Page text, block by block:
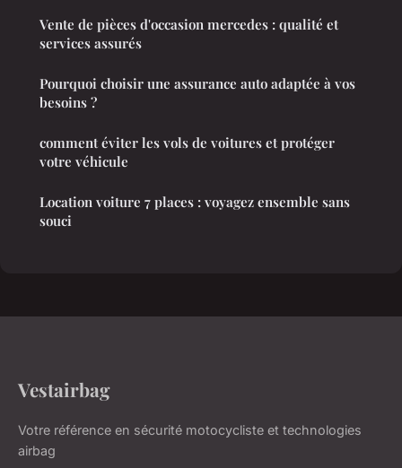
Vente de pièces d'occasion mercedes : qualité et
services assurés
Pourquoi choisir une assurance auto adaptée à vos
besoins ?
comment éviter les vols de voitures et protéger
votre véhicule
Location voiture 7 places : voyagez ensemble sans
souci
Vestairbag
Votre référence en sécurité motocycliste et technologies
airbag